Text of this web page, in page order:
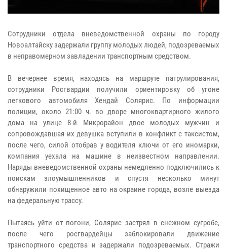
Сотрудники отдела вневедомственной охраны по городу
Новоалтайску задержали группу молодых людей, подозреваемых
в неправомерном завладении транспортным средством.
В вечернее время, находясь на маршруте патрулирования,
сотрудники Росгвардии получили ориентировку об угоне
легкового автомобиля Хендай Солярис. По информации
полиции, около 21:00 ч. во дворе многоквартирного жилого
дома на улице 8-й Микрорайон двое молодых мужчин и
сопровождавшая их девушка вступили в конфликт с таксистом,
после чего, силой отобрав у водителя ключи от его иномарки,
компания уехала на машине в неизвестном направлении.
Наряды вневедомственной охраны немедленно подключились к
поискам злоумышленников и спустя несколько минут
обнаружили похищенное авто на окраине города, возле выезда
на федеральную трассу.
Пытаясь уйти от погони, Солярис застрял в снежном сугробе,
после чего росгвардейцы заблокировали движение
транспортного средства и задержали подозреваемых. Стражи